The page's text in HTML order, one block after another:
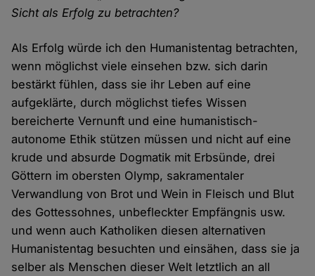
Sicht als Erfolg zu betrachten?
Als Erfolg würde ich den Humanistentag betrachten,
wenn möglichst viele einsehen bzw. sich darin
bestärkt fühlen, dass sie ihr Leben auf eine
aufgeklärte, durch möglichst tiefes Wissen
bereicherte Vernunft und eine humanistisch-
autonome Ethik stützen müssen und nicht auf eine
krude und absurde Dogmatik mit Erbsünde, drei
Göttern im obersten Olymp, sakramentaler
Verwandlung von Brot und Wein in Fleisch und Blut
des Gottessohnes, unbefleckter Empfängnis usw.
und wenn auch Katholiken diesen alternativen
Humanistentag besuchten und einsähen, dass sie ja
selber als Menschen dieser Welt letztlich an all